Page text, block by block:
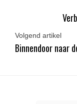
Volgend artikel
Binnendoor naar